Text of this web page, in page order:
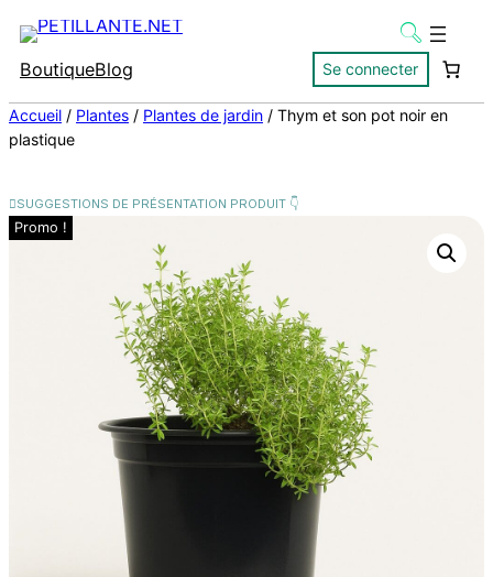
BoutiqueBlog Se connecter
Accueil / Plantes / Plantes de jardin / Thym et son pot noir en
plastique
Promo !